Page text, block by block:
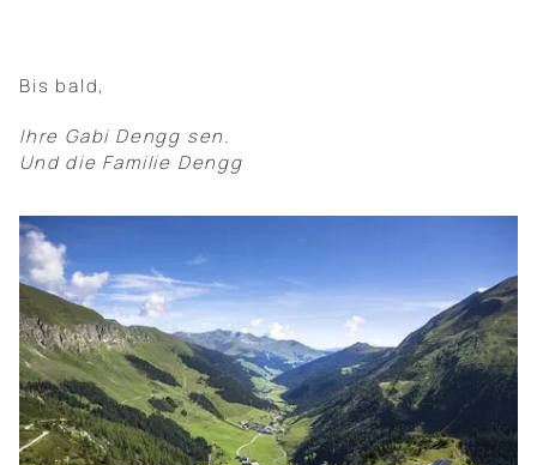
Bis bald,
Ihre Gabi Dengg sen.
Und die Familie Dengg